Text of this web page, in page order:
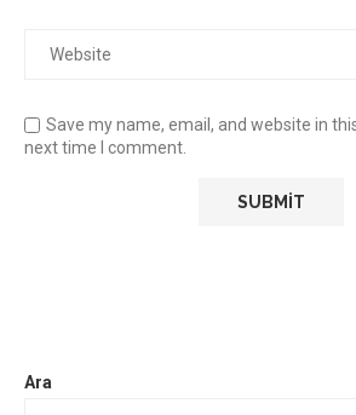
Save my name, email, and website in
next time I comment.
Ara